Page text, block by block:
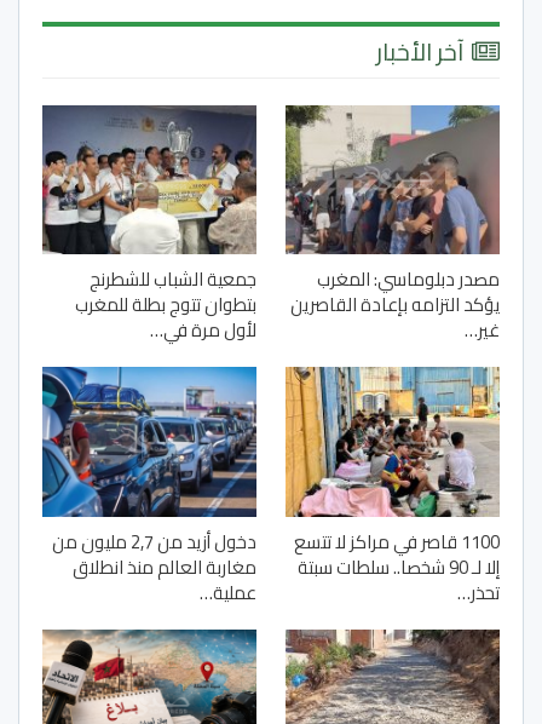
آخر الأخبار
مصدر دبلوماسي: المغرب
يؤكد التزامه بإعادة القاصرين
غير…
جمعية الشباب للشطرنج
بتطوان تتوج بطلة للمغرب
لأول مرة في…
1100 قاصر في مراكز لا تتسع
إلا لـ 90 شخصا.. سلطات سبتة
تحذر…
دخول أزيد من 2,7 مليون من
مغاربة العالم منذ انطلاق
عملية…